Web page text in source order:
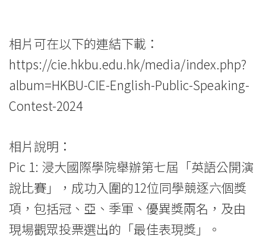
相片可在以下的連結下載：
https://cie.hkbu.edu.hk/media/index.php?
album=HKBU-CIE-English-Public-Speaking-
Contest-2024
相片說明：
Pic 1: 浸大國際學院舉辦第七屆「英語公開演
說比賽」，成功入圍的12位同學競逐六個獎
項，包括冠、亞、季軍、優異獎兩名，及由
現場觀眾投票選出的「最佳表現獎」。